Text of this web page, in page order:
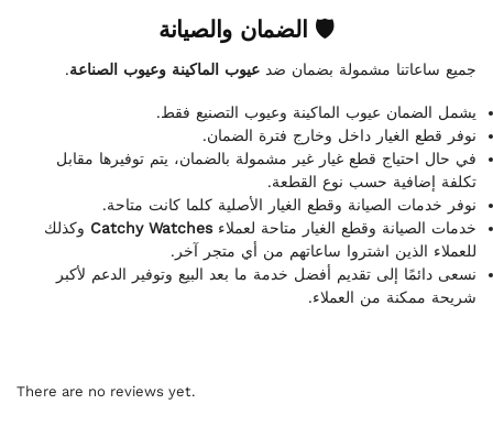
🛡 الضمان والصيانة
جميع ساعاتنا مشمولة بضمان ضد عيوب الماكينة وعيوب الصناعة.
يشمل الضمان عيوب الماكينة وعيوب التصنيع فقط.
نوفر قطع الغيار داخل وخارج فترة الضمان.
في حال احتياج قطع غيار غير مشمولة بالضمان، يتم توفيرها مقابل
تكلفة إضافية حسب نوع القطعة.
نوفر خدمات الصيانة وقطع الغيار الأصلية كلما كانت متاحة.
خدمات الصيانة وقطع الغيار متاحة لعملاءCatchy Watches وكذلك
للعملاء الذين اشتروا ساعاتهم من أي متجر آخر.
نسعى دائمًا إلى تقديم أفضل خدمة ما بعد البيع وتوفير الدعم لأكبر
شريحة ممكنة من العملاء.
There are no reviews yet.